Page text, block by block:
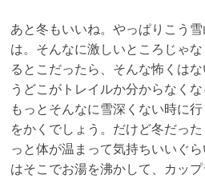
あと冬もいいね。やっぱりこう
は。そんなに激しいところじゃ
るとこだったら、そんな怖くは
うどこがトレイルか分からなくな
もっとそんなに雪深くない時に
をかくでしょう。だけど冬だっ
っと体が温まって気持ちいいぐ
はそこでお湯を沸かして、カッ